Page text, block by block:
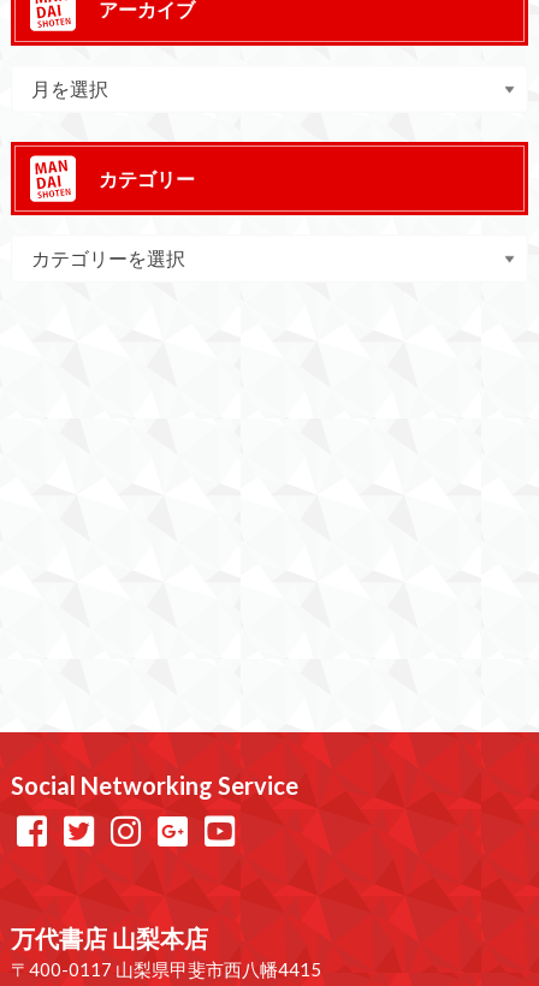
アーカイブ
カテゴリー
Social Networking Service
万代書店 山梨本店
〒400-0117 山梨県甲斐市西八幡4415